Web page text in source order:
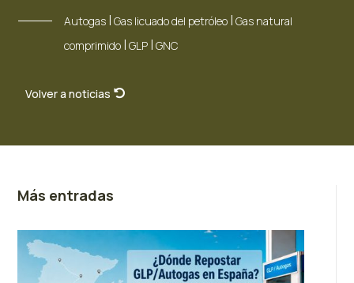
Autogas| Gas licuado del petróleo| Gas natural
comprimido| GLP| GNC
Volver a noticias
Más entradas